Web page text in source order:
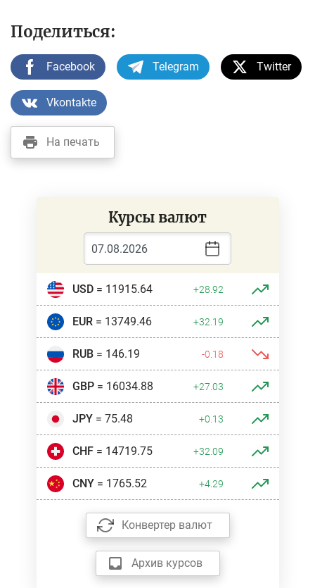
Поделиться:
Facebook Telegram Twitter
Vkontakte
На печать
Курсы валют
USD= 11915.64 +28.92
EUR= 13749.46 +32.19
RUB= 146.19 -0.18
GBP= 16034.88 +27.03
JPY= 75.48 +0.13
CHF= 14719.75 +32.09
CNY= 1765.52 +4.29
Конвертер валют
Архив курсов